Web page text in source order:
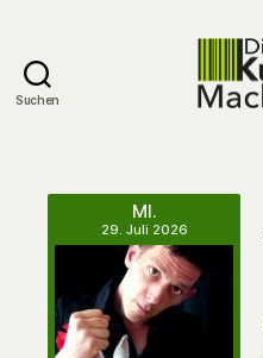
Suchen
MI.
29. Juli 2026